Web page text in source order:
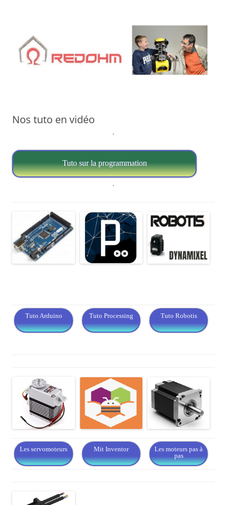
Nos tuto en vidéo
.
Tuto sur la programmation
.​
Tuto Arduino Tuto Processing Tuto Robotis
Les servomoteurs Mit Inventor
Les moteurs pas à
pas